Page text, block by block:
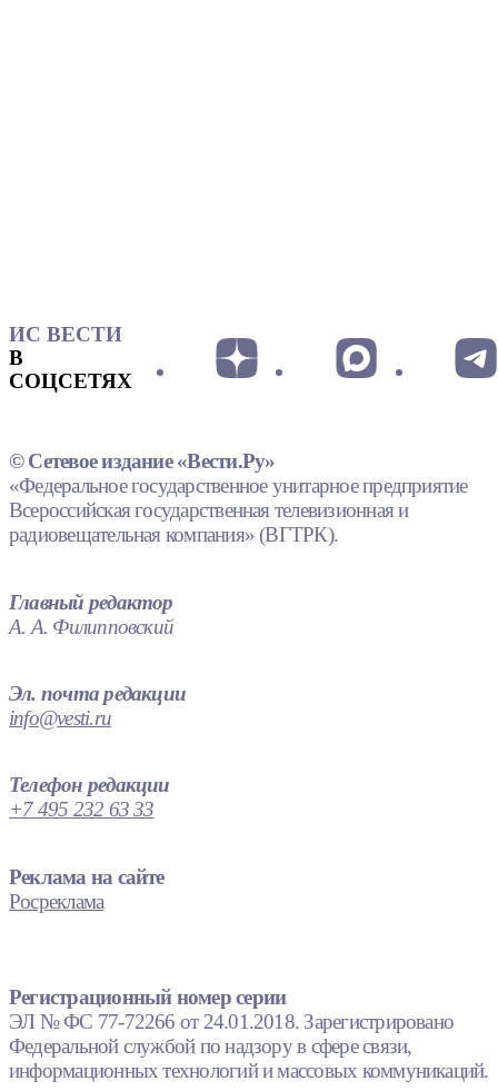
ИС ВЕСТИ
В
СОЦСЕТЯХ
© Сетевое издание «Вести.Ру»
«Федеральное государственное унитарное предприятие
Всероссийская государственная телевизионная и
радиовещательная компания» (ВГТРК).
Главный редактор
А. А. Филипповский
Эл. почта редакции
info@vesti.ru
Телефон редакции
+7 495 232 63 33
Реклама на сайте
Росреклама
Регистрационный номер серии
ЭЛ № ФС 77-72266 от 24.01.2018. Зарегистрировано
Федеральной службой по надзору в сфере связи,
информационных технологий и массовых коммуникаций.